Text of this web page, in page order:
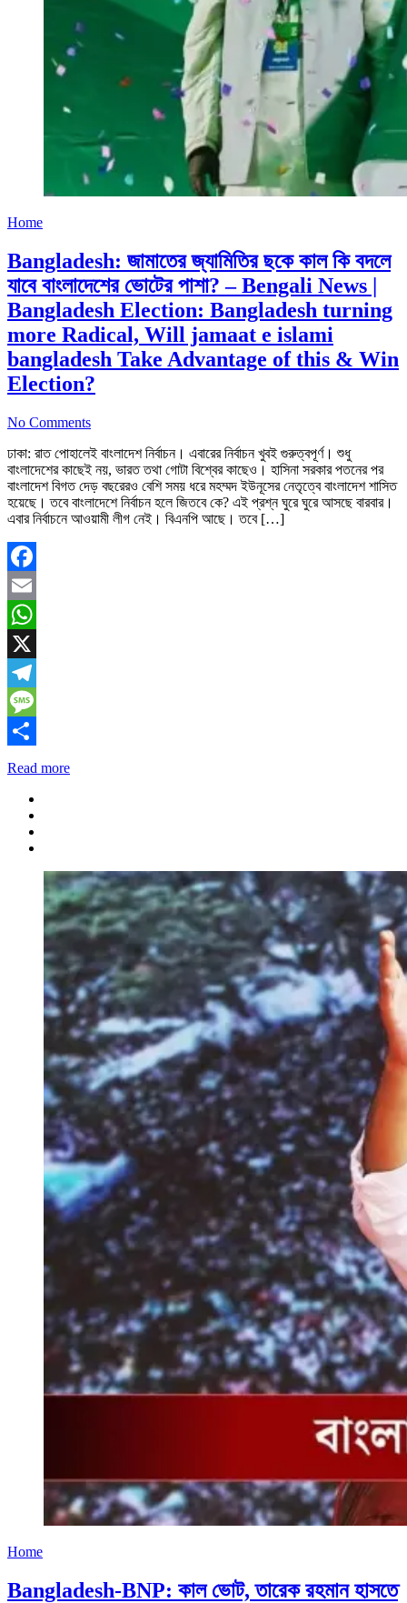
Home
Bangladesh: জামাতের জ্যামিতির ছকে কাল কি বদলে
যাবে বাংলাদেশের ভোটের পাশা? – Bengali News |
Bangladesh Election: Bangladesh turning
more Radical, Will jamaat e islami
bangladesh Take Advantage of this & Win
Election?
No Comments
ঢাকা: রাত পোহালেই বাংলাদেশ নির্বাচন। এবারের নির্বাচন খুবই গুরুত্বপূর্ণ। শুধু
বাংলাদেশের কাছেই নয়, ভারত তথা গোটা বিশ্বের কাছেও। হাসিনা সরকার পতনের পর
বাংলাদেশ বিগত দেড় বছরেরও বেশি সময় ধরে মহম্মদ ইউনূসের নেতৃত্বে বাংলাদেশ শাসিত
হয়েছে। তবে বাংলাদেশে নির্বাচন হলে জিতবে কে? এই প্রশ্ন ঘুরে ঘুরে আসছে বারবার।
এবার নির্বাচনে আওয়ামী লীগ নেই। বিএনপি আছে। তবে […]
Facebook
Email
WhatsApp
X
Telegram
Message
Share
Read more
Home
Bangladesh-BNP: কাল ভোট, তারেক রহমান হাসতে